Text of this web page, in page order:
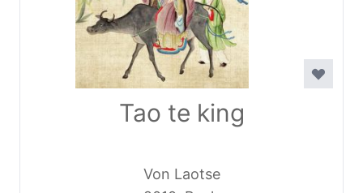
Tao te king
Von Laotse